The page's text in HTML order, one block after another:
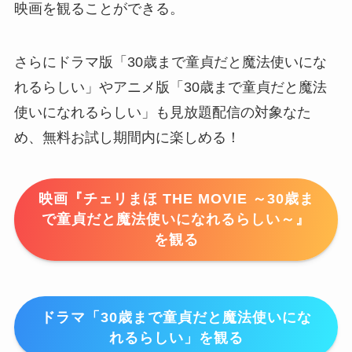
映画を観ることができる。
さらにドラマ版「30歳まで童貞だと魔法使いにな
れるらしい」やアニメ版「30歳まで童貞だと魔法
使いになれるらしい」も見放題配信の対象なた
め、無料お試し期間内に楽しめる！
映画『チェリまほ THE MOVIE ～30歳ま
で童貞だと魔法使いになれるらしい～』
を観る
ドラマ「30歳まで童貞だと魔法使いにな
れるらしい」を観る